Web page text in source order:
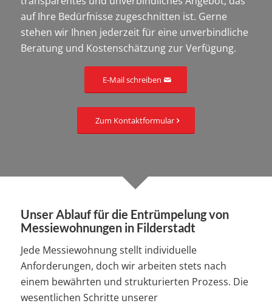
auf Ihre Bedürfnisse zugeschnitten ist. Gerne
stehen wir Ihnen jederzeit für eine unverbindliche
Beratung und Kostenschätzung zur Verfügung.
E-Mail schreiben
Zum Kontaktformular
Unser Ablauf für die Entrümpelung von
Messiewohnungen in Filderstadt
Jede Messiewohnung stellt individuelle
Anforderungen, doch wir arbeiten stets nach
einem bewährten und strukturierten Prozess. Die
wesentlichen Schritte unserer